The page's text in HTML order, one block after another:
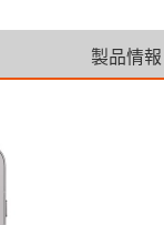
製品情報